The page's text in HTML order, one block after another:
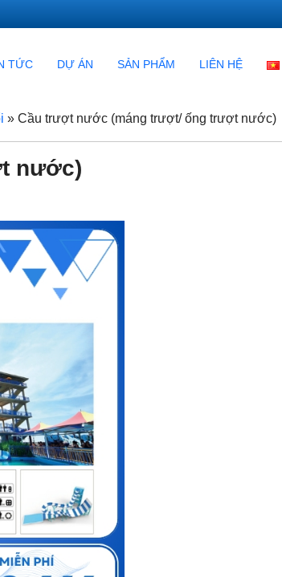
TỨC DỰ ÁN SẢN PHẨM LIÊN HỆ
» Cầu trượt nước (máng trượt/ ống trượt nước)
nước)